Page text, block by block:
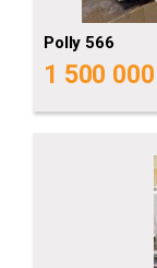
Polly 566
1 500 000